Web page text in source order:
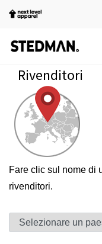
Rivenditori
Fare clic sul nome di
rivenditori.